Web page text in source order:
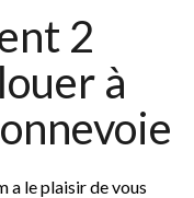
2
à
a le plaisir de vous